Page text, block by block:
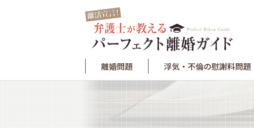
離婚問題 浮気・不倫の慰謝料問題